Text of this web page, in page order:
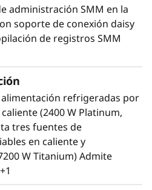
administración SMM en la
soporte de conexión daisy
de registros SMM
refrigeradas por
(2400 W Platinum,
tres fuentes de
en caliente y
W Titanium) Admite